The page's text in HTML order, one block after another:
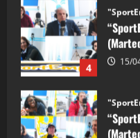
4 15/